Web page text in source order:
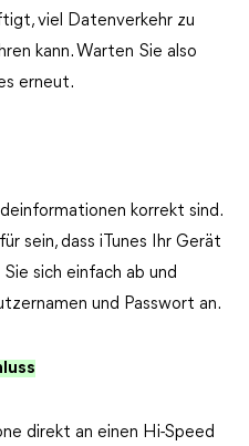
viel Datenverkehr zu
kann. Warten Sie also
erneut.
korrekt sind.
sein, dass iTunes Ihr Gerät
sich einfach ab und
und Passwort an.
direkt an einen Hi-Speed